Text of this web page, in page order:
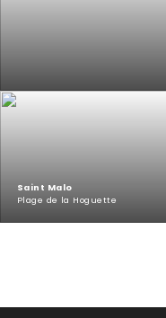
Saint Malo
Plage de la Hoguette